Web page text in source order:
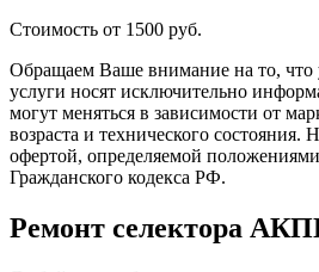
Стоимость от 1500 руб.
Обращаем Ваше внимание на то, что
услуги носят исключительно
могут меняться в зависимости от
возраста и технического состояния.
офертой, определяемой
Гражданского кодекса РФ.
Ремонт селектора